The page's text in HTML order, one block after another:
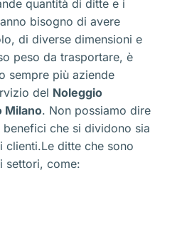
quantità di ditte e i
bisogno di avere
di diverse dimensioni e
peso da trasportare, è
sempre più aziende
del Noleggio
Milano. Non possiamo dire
che si dividono sia
clienti.Le ditte che sono
settori, come: